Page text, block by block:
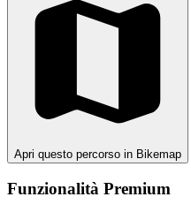
Apri questo percorso in Bikemap
Funzionalità Premium